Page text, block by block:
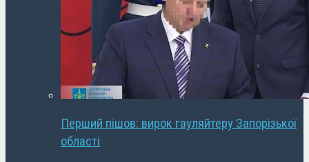
Перший пішов: вирок гауляйтеру Запорізької
області